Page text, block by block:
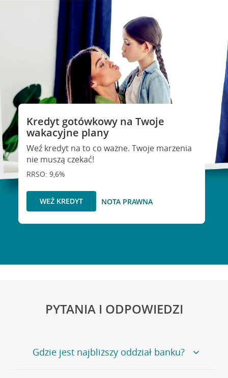
Kredyt gotówkowy na Twoje
wakacyjne plany
Weź kredyt na to co ważne. Twoje marzenia
nie muszą czekać!
RRSO: 9,6%
WEŹ KREDYT NOTA PRAWNA
PYTANIA I ODPOWIEDZI
Gdzie jest najbliższy oddział banku?